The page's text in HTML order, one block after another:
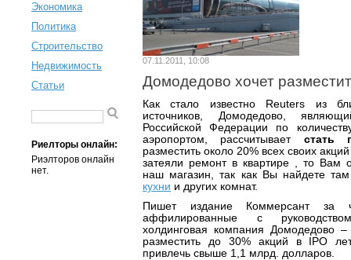
Экономика
Политика
Строительство
Недвижимость
Статьи
Риелторы онлайн:
Риэлторов онлайн
нет.
07.11.2011, 10:08
Домодедово хочет
Как стало известно Reuters из
источников, Домодедово,
Российской Федерации по
аэропортом, рассчитывает стать
разместить около 20% всех своих
затеяли ремонт в квартире , то Вам
наш магазин, так как Вы найдете
кухни и других комнат.
Пишет издание Коммерсант за
аффилированные с
холдинговая компания Домодедово
разместить до 30% акций в IPO
привлечь свыше 1,1 млрд. долларов.